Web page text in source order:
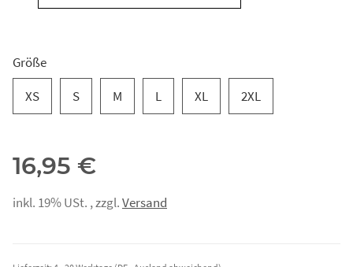
Größe
XS
S M L XL 2XL
16,95 €
inkl. 19% USt. , zzgl.Versand